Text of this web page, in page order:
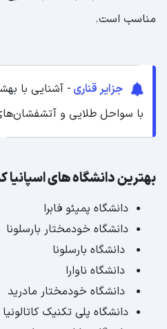
مناسب است.
جزایر قناری - آشنایی با
با سواحل طلایی و
بهترین دانشگاه های اسپانیا
دانشگاه پمپئو فابرا
دانشگاه خودمختار بارسلونا
دانشگاه بارسلونا
دانشگاه ناوارا
دانشگاه خودمختار مادرید
دانشگاه پلی تکنیک کاتالونیا